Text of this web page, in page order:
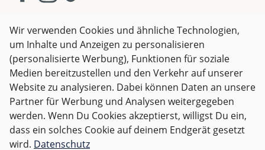
AGB Impressum
Datenschutz
Widerrufsrecht
Alle Preise inkl. gesetzl. Mehrwertsteuer zzgl.Versandkosten
und ggf. Nachnahmegebühren, wenn nicht anders
angegeben.
Wir verwenden Cookies und ähnliche Technologien,
um Inhalte und Anzeigen zu personalisieren
(personalisierte Werbung), Funktionen für soziale
Medien bereitzustellen und den Verkehr auf unserer
Website zu analysieren. Dabei können Daten an unsere
Partner für Werbung und Analysen weitergegeben
werden. Wenn Du Cookies akzeptierst, willigst Du ein,
dass ein solches Cookie auf deinem Endgerät gesetzt
wird. Datenschutz